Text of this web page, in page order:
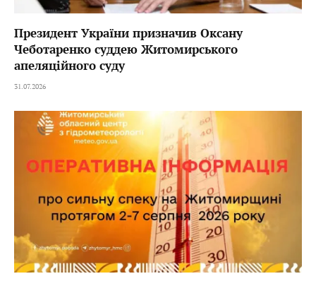
Президент України призначив Оксану
Чеботаренко суддею Житомирського
апеляційного суду
31.07.2026